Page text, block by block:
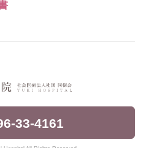
33-4161